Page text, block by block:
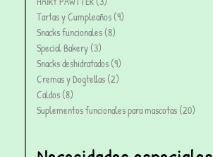
Tartas y Cumpleaños 9
Snacks funcionales 8
Special Bakery 3
Snacks deshidratados 9
Cremas y Dogtellas 2
Caldos 8
Suplementos funcionales para mascotas 20